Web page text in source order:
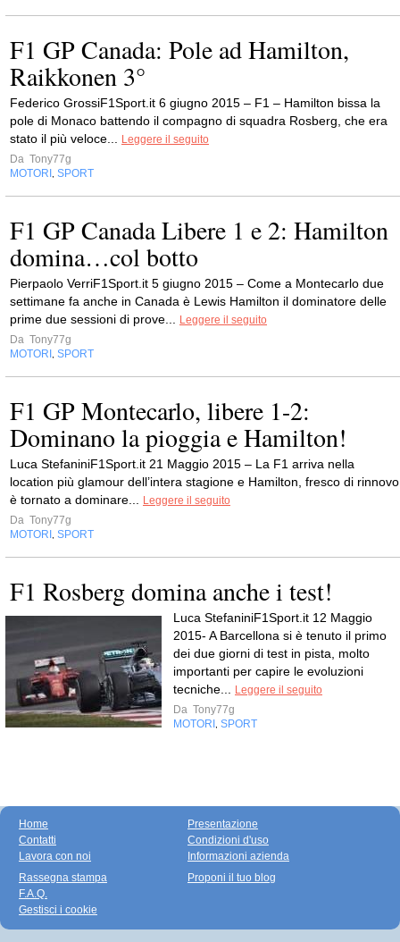
F1 GP Canada: Pole ad Hamilton,
Raikkonen 3°
Federico GrossiF1Sport.it 6 giugno 2015 – F1 – Hamilton bissa la
pole di Monaco battendo il compagno di squadra Rosberg, che era
stato il più veloce...
Leggere il seguito
Da Tony77g
MOTORI
SPORT
F1 GP Canada Libere 1 e 2: Hamilton
domina…col botto
Pierpaolo VerriF1Sport.it 5 giugno 2015 – Come a Montecarlo due
settimane fa anche in Canada è Lewis Hamilton il dominatore delle
prime due sessioni di prove...
Leggere il seguito
Da Tony77g
MOTORI
SPORT
F1 GP Montecarlo, libere 1-2:
Dominano la pioggia e Hamilton!
Luca StefaniniF1Sport.it 21 Maggio 2015 – La F1 arriva nella
location più glamour dell’intera stagione e Hamilton, fresco di
è tornato a dominare...
Leggere il seguito
Da Tony77g
MOTORI
SPORT
F1 Rosberg domina anche i test!
Luca StefaniniF1Sport.it 12 Maggio
2015- A Barcellona si è tenuto il primo
dei due giorni di test in pista, molto
importanti per capire le evoluzioni
tecniche...
Leggere il seguito
Da Tony77g
MOTORI
SPORT
Home
Contatti
Lavora con noi
Presentazione
Condizioni d'uso
Informazioni azienda
Rassegna stampa
F.A.Q.
Gestisci i cookie
Proponi il tuo blog